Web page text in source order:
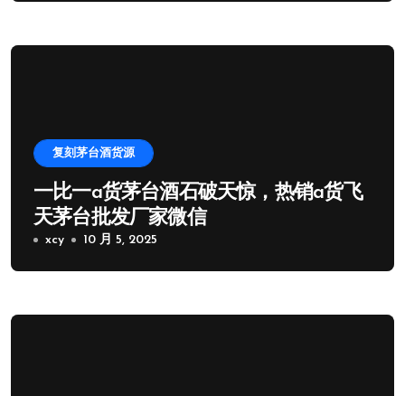
复刻茅台酒货源
一比一a货茅台酒石破天惊，热销a货飞
天茅台批发厂家微信
xcy 10 月 5, 2025